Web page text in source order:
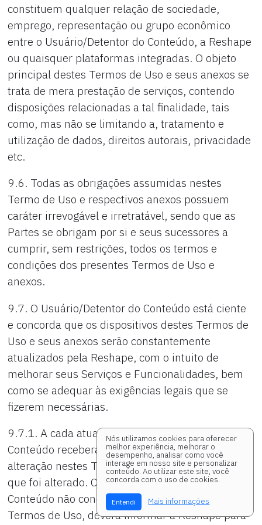
constituem qualquer relação de sociedade,
emprego, representação ou grupo econômico
entre o Usuário/Detentor do Conteúdo, a Reshape
ou quaisquer plataformas integradas. O objeto
principal destes Termos de Uso e seus anexos se
trata de mera prestação de serviços, contendo
disposições relacionadas a tal finalidade, tais
como, mas não se limitando a, tratamento e
utilização de dados, direitos autorais, privacidade
etc.
9.6. Todas as obrigações assumidas nestes
Termo de Uso e respectivos anexos possuem
caráter irrevogável e irretratável, sendo que as
Partes se obrigam por si e seus sucessores a
cumprir, sem restrições, todos os termos e
condições dos presentes Termos de Uso e
anexos.
9.7. O Usuário/Detentor do Conteúdo está ciente
e concorda que os dispositivos destes Termos de
Uso e seus anexos serão constantemente
atualizados pela Reshape, com o intuito de
melhorar seus Serviços e Funcionalidades, bem
como se adequar às exigências legais que se
fizerem necessárias.
9.7.1. A cada atualização, o Usuário/Detentor do
Conteúdo receberá um email informando sobre a
alteração nestes Termos de Uso, explicitando o
que foi alterado. Caso o Usuário/Detentor do
Conteúdo não concorde com a atualização destes
Termos de Uso, deverá informar a Reshape para
Nós utilizamos cookies para oferecer
melhor experiência, melhorar o
desempenho, analisar como você
interage em nosso site e personalizar
conteúdo. Ao utilizar este site, você
concorda com o uso de cookies.
Entendi Mais informações